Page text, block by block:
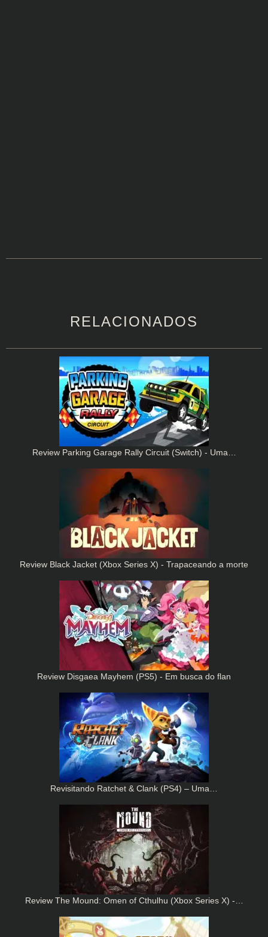
RELACIONADOS
Review Parking Garage Rally Circuit (Switch) - Uma…
Review Black Jacket (Xbox Series X) - Trapaceando a morte
Review Disgaea Mayhem (PS5) - Em busca do flan
Revisitando Ratchet & Clank (PS4) – Uma…
Review The Mound: Omen of Cthulhu (Xbox Series X) -…